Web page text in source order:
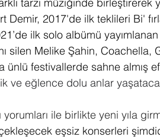
2017'de ilk teklileri Bi'
ilk solo albümü
silen Melike Şahin, Coachella,
festivallerde sahne almış
ve eğlence dolu anlar
yorumları ile birlikte yeni yıla
eşsiz konserleri